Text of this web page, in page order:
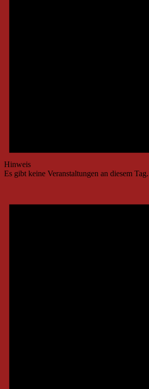
Hinweis
Es gibt keine Veranstaltungen an diesem Tag.